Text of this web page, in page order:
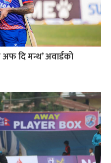
दि मन्थ’ अवार्डको